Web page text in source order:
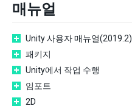
매뉴얼
Unity 사용자 매뉴얼(2019.2)
패키지
Unity에서 작업 수행
임포트
2D